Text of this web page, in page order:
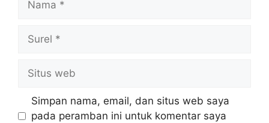
web
Simpan nama, email, dan situs web saya
pada peramban ini untuk komentar saya